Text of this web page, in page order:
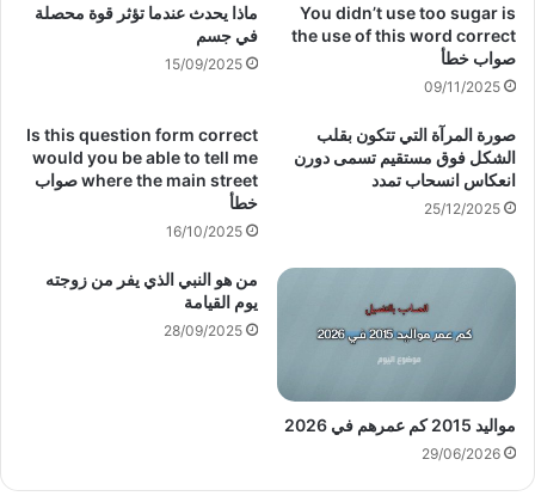
You didn’t use too sugar is
the use of this word correct
صواب خطأ
09/11/2025
ماذا يحدث عندما تؤثر قوة محصلة
في جسم
15/09/2025
صورة المرآة التي تتكون بقلب
الشكل فوق مستقيم تسمى دورن
انعكاس انسحاب تمدد
25/12/2025
Is this question form correct
would you be able to tell me
where the main street صواب
خطأ
16/10/2025
مواليد 2015 كم عمرهم في 2026
29/06/2026
من هو النبي الذي يفر من زوجته
يوم القيامة
28/09/2025